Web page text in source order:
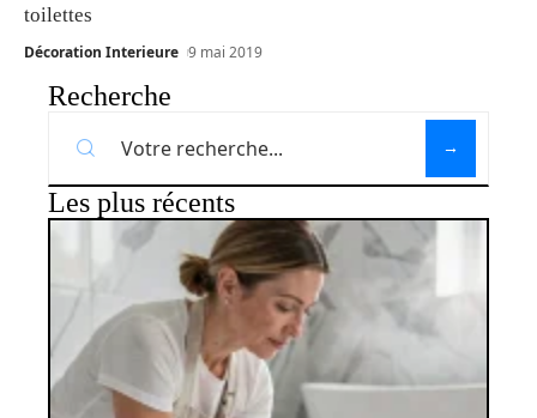
toilettes
Décoration Interieure 9 mai 2019
Recherche
Les plus récents